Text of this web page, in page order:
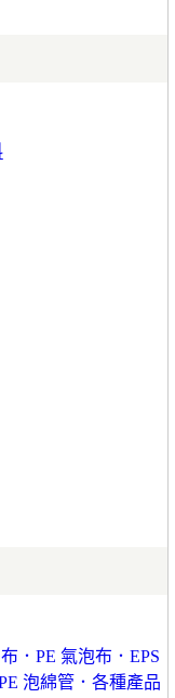
．PE 氣泡布．EPS
泡綿管．各種產品